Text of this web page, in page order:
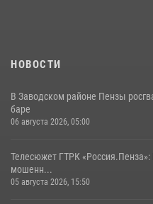
НОВОСТИ
В Заводском районе Пензы
баре
06 августа 2026, 05:00
Телесюжет ГТРК
мошенн...
05 августа 2026, 15:50